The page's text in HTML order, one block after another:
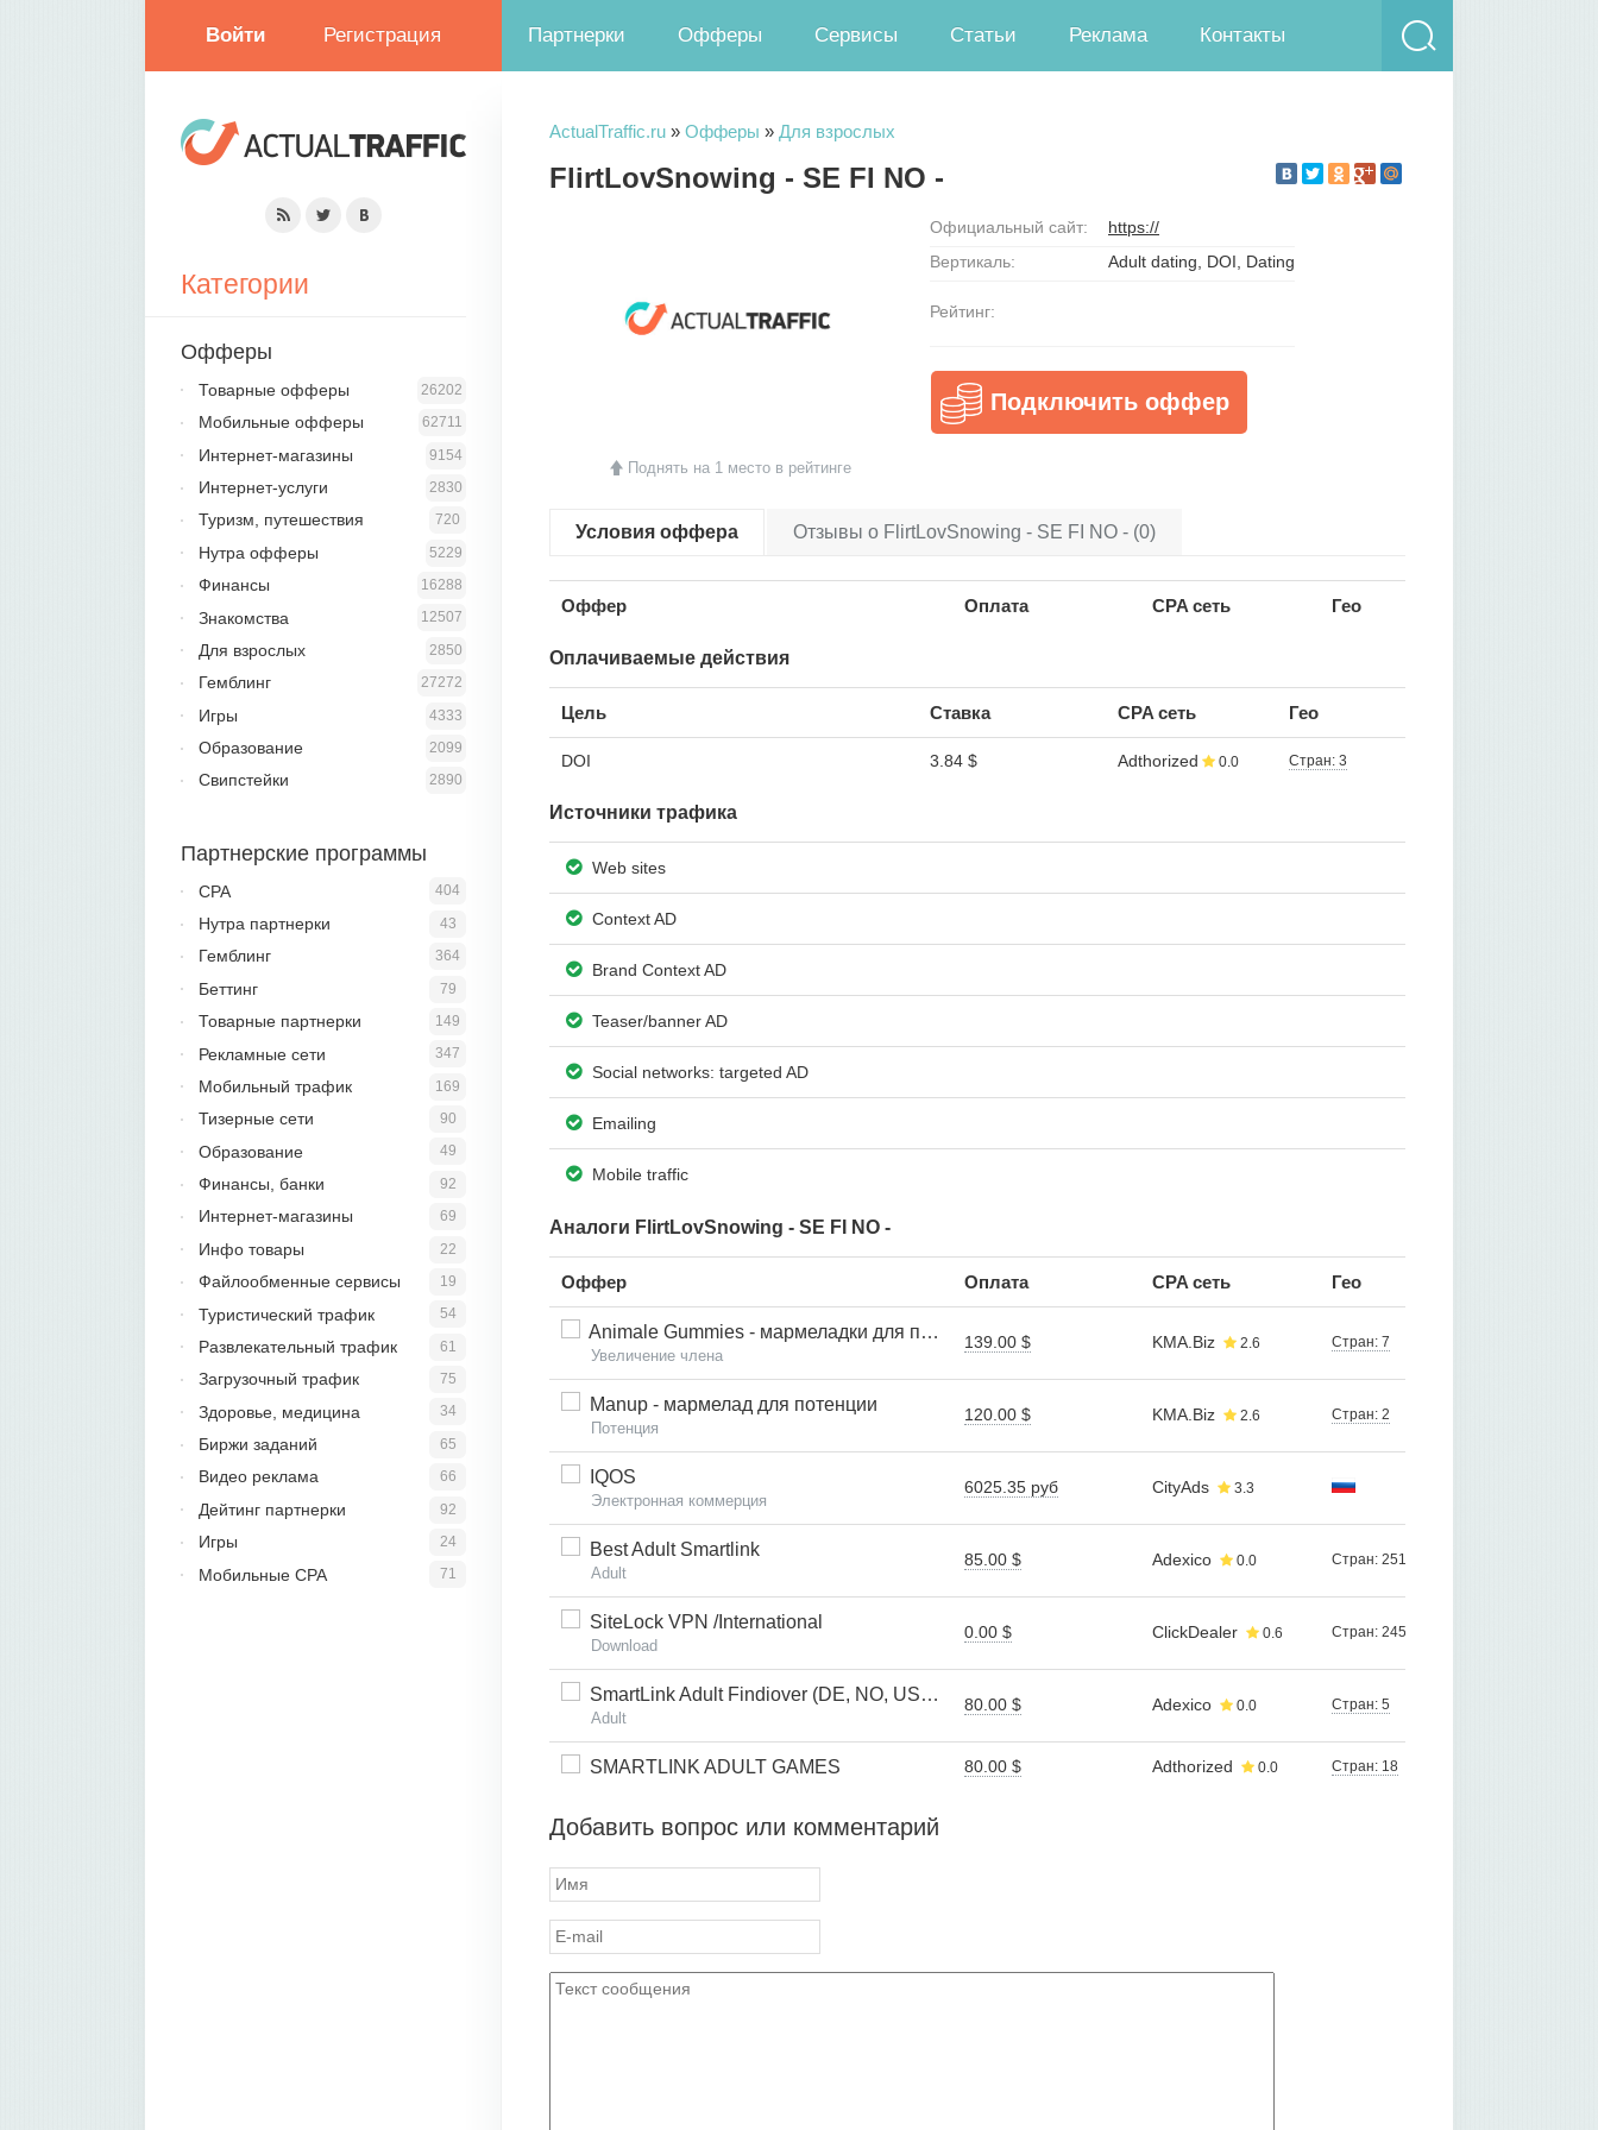
Войти Регистрация Партнерки Офферы Сервисы Статьи Реклама Контакты
ActualTraffic.ru » Офферы » Для взрослых
FlirtLovSnowing - SE FI NO -
Поднять на 1 место в рейтинге
Официальный сайт:
https://
Вертикаль:
Adult dating, DOI, Dating
Рейтинг:
Подключить оффер
Условия оффера Отзывы о FlirtLovSnowing - SE FI NO - (0)
Оффер Оплата CPA сеть Гео
Оплачиваемые действия
Цель Ставка CPA сеть Гео
DOI 3.84 $ Adthorized 0.0 Стран: 3
Источники трафика
Web sites
Context AD
Brand Context AD
Teaser/banner AD
Social networks: targeted AD
Emailing
Mobile traffic
Аналоги FlirtLovSnowing - SE FI NO -
Оффер Оплата CPA сеть Гео
Animale Gummies - мармеладки для потенции и увеличения члена
Увеличение члена
139.00 $ KMA.Biz 2.6 Стран: 7
Manup - мармелад для потенции
Потенция
120.00 $ KMA.Biz 2.6 Стран: 2
IQOS
Электронная коммерция
6025.35 руб CityAds 3.3
Best Adult Smartlink
Adult
85.00 $ Adexico 0.0 Стран: 251
SiteLock VPN /International
Download
0.00 $ ClickDealer 0.6 Стран: 245
SmartLink Adult Findiover (DE, NO, US, AT, CH) (SOI) (Personal Approval)
Adult
80.00 $ Adexico 0.0 Стран: 5
SMARTLINK ADULT GAMES 80.00 $ Adthorized 0.0 Стран: 18
Добавить вопрос или комментарий
Категории
Офферы
26202
Товарные офферы
62711
Мобильные офферы
9154
Интернет-магазины
2830
Интернет-услуги
720
Туризм, путешествия
5229
Нутра офферы
16288
Финансы
12507
Знакомства
2850
Для взрослых
27272
Гемблинг
4333
Игры
2099
Образование
2890
Свипстейки
Партнерские программы
404
CPA
43
Нутра партнерки
364
Гемблинг
79
Беттинг
149
Товарные партнерки
347
Рекламные сети
169
Мобильный трафик
90
Тизерные сети
49
Образование
92
Финансы, банки
69
Интернет-магазины
22
Инфо товары
19
Файлообменные сервисы
54
Туристический трафик
61
Развлекательный трафик
75
Загрузочный трафик
34
Здоровье, медицина
65
Биржи заданий
66
Видео реклама
92
Дейтинг партнерки
24
Игры
71
Мобильные CPA